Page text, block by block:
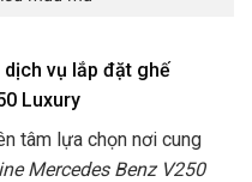
vụ lắp đặt ghế
Luxury
tâm lựa chọn nơi cung
Mercedes Benz V250